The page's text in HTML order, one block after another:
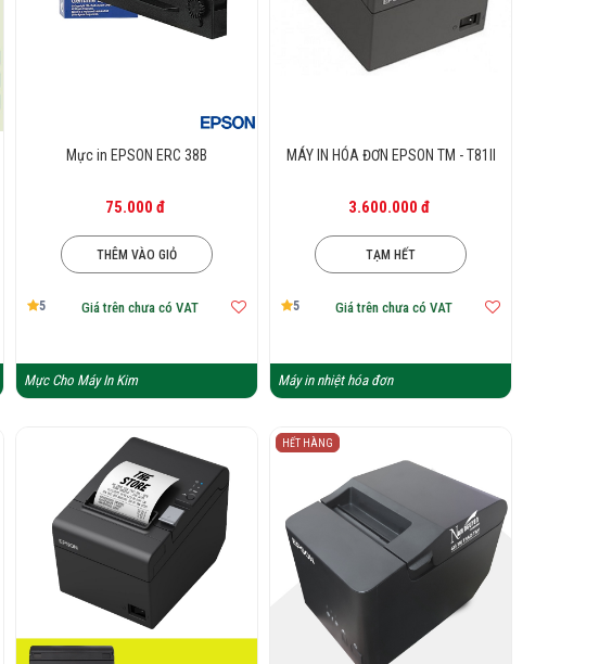
Mực in EPSON ERC 38B
75.000 đ
THÊM VÀO GIỎ
5 Giá trên chưa có VAT
Mực Cho Máy In Kim
MÁY IN HÓA ĐƠN EPSON TM - T81II
3.600.000 đ
TẠM HẾT
5 Giá trên chưa có VAT
Máy in nhiệt hóa đơn
HẾT HÀNG